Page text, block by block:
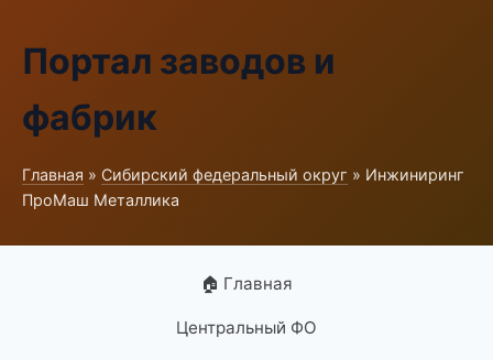
Портал заводов и
фабрик
Главная » Сибирский федеральный округ » Инжиниринг
ПроМаш Металлика
🏠 Главная
Центральный ФО